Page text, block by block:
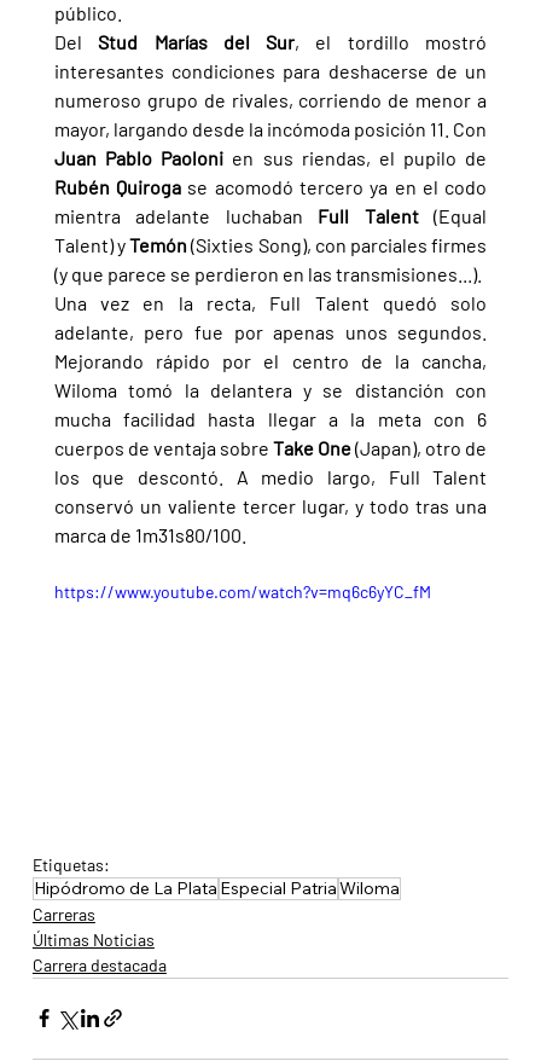
público.
Del Stud Marías del Sur, el tordillo mostró
interesantes condiciones para deshacerse de un
numeroso grupo de rivales, corriendo de menor a
Juan Pablo Paoloni
Rubén Quiroga se acomodó tercero ya en el codo
mientra adelante luchaban Full Talent (Equal
Talent) y Temón (Sixties Song), con parciales firmes
(y que parece se perdieron en las transmisiones...).
Una vez en la recta, Full Talent quedó solo
adelante, pero fue por apenas unos segundos.
Mejorando rápido por el centro de la cancha,
Wiloma tomó la delantera y se distanción con
mucha facilidad hasta llegar a la meta con 6
cuerpos de ventaja sobre Take One (Japan), otro de
los que descontó. A medio largo, Full Talent
conservó un valiente tercer lugar, y todo tras una
marca de 1m31s80/100.
https://www.youtube.com/watch?v=mq6c6yYC_fM
Etiquetas:
Hipódromo de La Plata Especial PatriaWiloma
Carreras
Últimas Noticias
Carrera destacada